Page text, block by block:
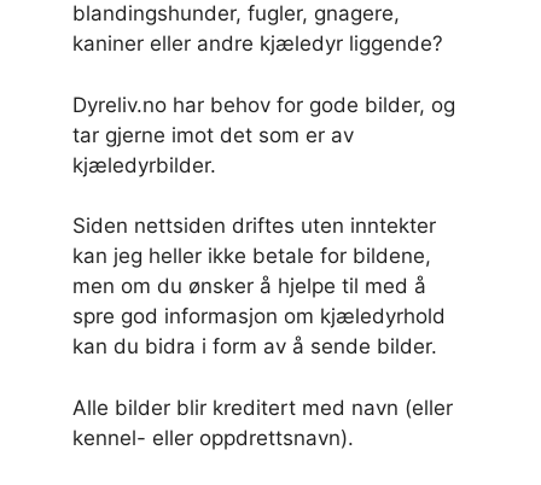
blandingshunder, fugler, gnagere,
kaniner eller andre kjæledyr liggende?
Dyreliv.no har behov for gode bilder, og
tar gjerne imot det som er av
kjæledyrbilder.
Siden nettsiden driftes uten inntekter
kan jeg heller ikke betale for bildene,
men om du ønsker å hjelpe til med å
spre god informasjon om kjæledyrhold
kan du bidra i form av å sende bilder.
Alle bilder blir kreditert med navn (eller
kennel- eller oppdrettsnavn).